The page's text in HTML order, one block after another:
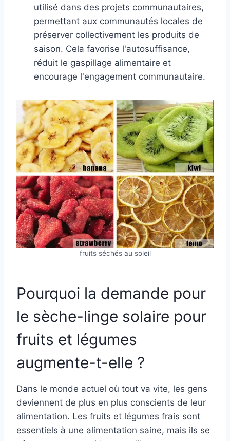
utilisé dans des projets communautaires,
permettant aux communautés locales de
préserver collectivement les produits de
saison. Cela favorise l'autosuffisance,
réduit le gaspillage alimentaire et
encourage l'engagement communautaire.
fruits séchés au soleil
Pourquoi la demande pour
le sèche-linge solaire pour
fruits et légumes
augmente-t-elle ?
Dans le monde actuel où tout va vite, les gens
deviennent de plus en plus conscients de leur
alimentation. Les fruits et légumes frais sont
essentiels à une alimentation saine, mais ils se